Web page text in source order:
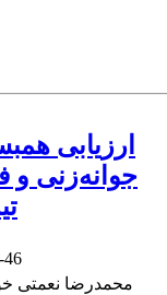
ارزیابی
جوانه‌زنی و
46
محمدرضا نعمتی